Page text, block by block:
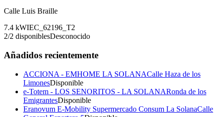
Calle Luis Braille
7.4 kWIEC_62196_T2
2/2 disponiblesDesconocido
Añadidos recientemente
ACCIONA - EMHOME LA SOLANACalle Haza de los
LimonesDisponible
e-Totem - LOS SENORITOS - LA SOLANARonda de los
EmigrantesDisponible
Eranovum E-Mobility Supermercado Consum La SolanaCalle